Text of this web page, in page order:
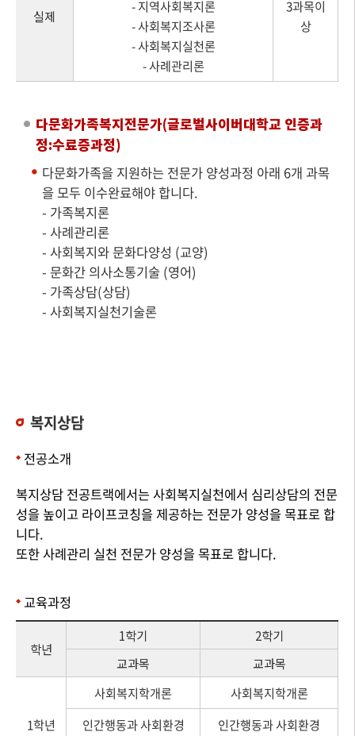
실제
- 지역사회복지론
- 사회복지조사론
- 사회복지실천론
- 사례관리론
3과목이
상
다문화가족복지전문가(글로벌사이버대학교 인증과
정:수료증과정)
다문화가족을 지원하는 전문가 양성과정 아래 6개 과목
을 모두 이수완료해야 합니다.
- 가족복지론
- 사례관리론
- 사회복지와 문화다양성 (교양)
- 문화간 의사소통기술 (영어)
- 가족상담(상담)
- 사회복지실천기술론
복지상담
전공소개
복지상담 전공트랙에서는 사회복지실천에서 심리상담의 전문
성을 높이고 라이프코칭을 제공하는 전문가 양성을 목표로 합
니다.
또한 사례관리 실천 전문가 양성을 목표로 합니다.
교육과정
학년
1학기
2학기
교과목
교과목
1학년
사회복지학개론
사회복지학개론
인간행동과 사회환경
인간행동과 사회환경